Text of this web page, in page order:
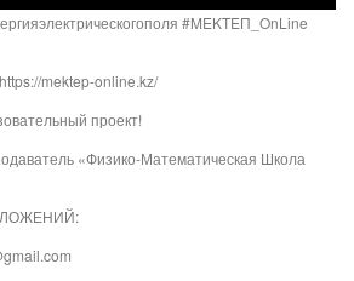
#MEKTEП_OnLine​​
mektep-online.kz/
проект!
«Физико-Математическая Школа